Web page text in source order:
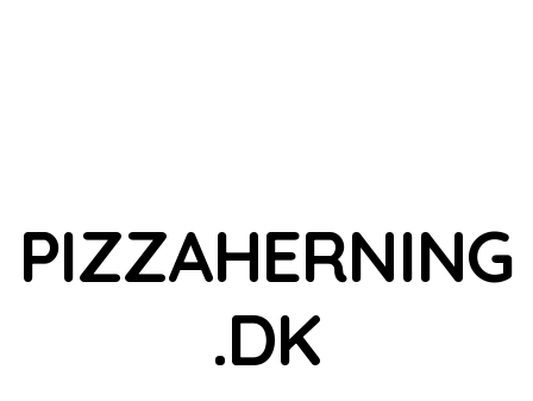
PIZZAHERNING
.DK